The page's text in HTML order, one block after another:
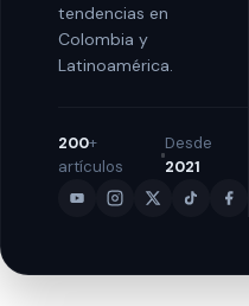
tendencias en
Colombia y
Latinoamérica.
200+
artículos
Desde
2021